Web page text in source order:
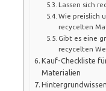
Lassen sich
Wie preislich
recycelten
Gibt es eine
recycelten
Kauf-Checkliste
Materialien